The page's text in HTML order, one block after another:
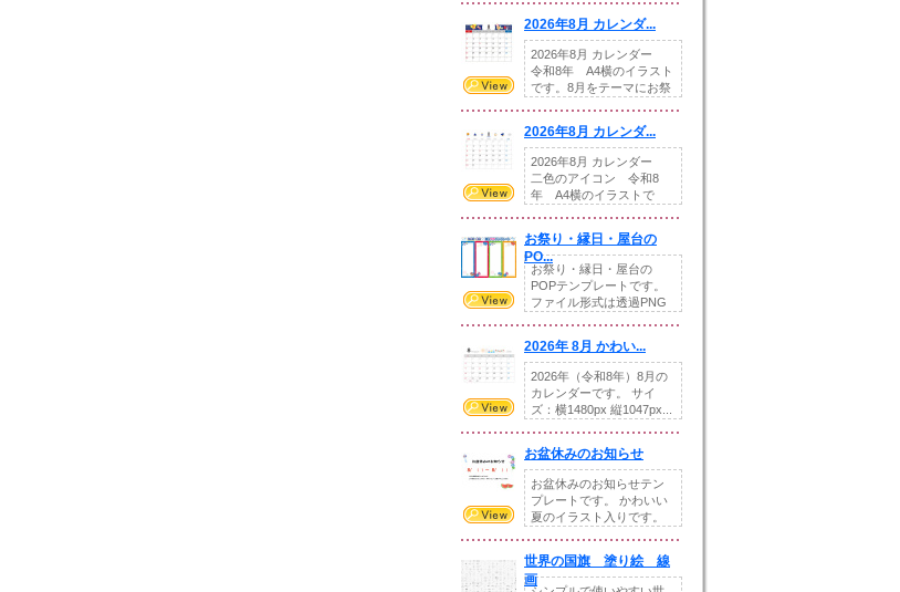
2026年8月 カレンダ...
2026年8月 カレンダー
令和8年 A4横のイラスト
です。8月をテーマにお祭
2026年8月 カレンダ...
2026年8月 カレンダー
二色のアイコン 令和8
年 A4横のイラストで
お祭り・縁日・屋台の
PO...
お祭り・縁日・屋台の
POPテンプレートです。
ファイル形式は透過PNG
2026年 8月 かわい...
2026年（令和8年）8月の
カレンダーです。 サイ
ズ：横1480px 縦1047px...
お盆休みのお知らせ
お盆休みのお知らせテン
プレートです。 かわいい
夏のイラスト入りです。
世界の国旗 塗り絵 線
画